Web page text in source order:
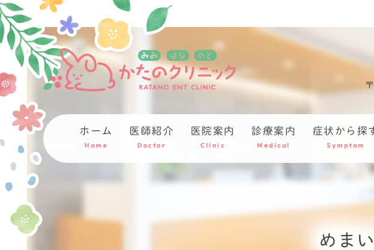
ホーム
Home
医師紹介
Doctor
医院案内
Clinic
診療案内
Medical
症状から探
Symptom
めま